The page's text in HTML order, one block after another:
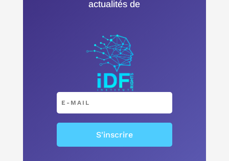
actualités de
S'inscrire